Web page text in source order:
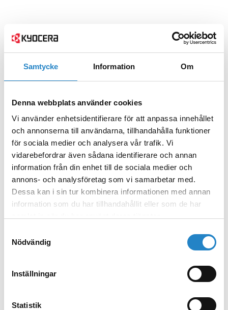
Samtycke Information Om
Denna webbplats använder cookies
Vi använder enhetsidentifierare för att anpassa innehållet
och annonserna till användarna, tillhandahålla funktioner
för sociala medier och analysera vår trafik. Vi
vidarebefordrar även sådana identifierare och annan
information från din enhet till de sociala medier och
annons- och analysföretag som vi samarbetar med.
Dessa kan i sin tur kombinera informationen med annan
information som du har tillhandahållit eller som de har
Nödvändig
Inställningar
Statistik